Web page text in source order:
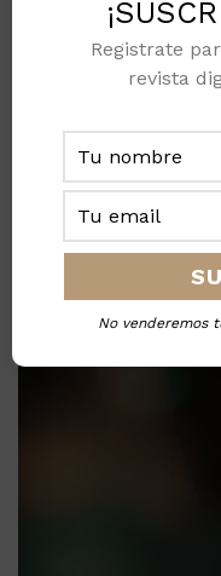
Registrate
revista
No venderemos